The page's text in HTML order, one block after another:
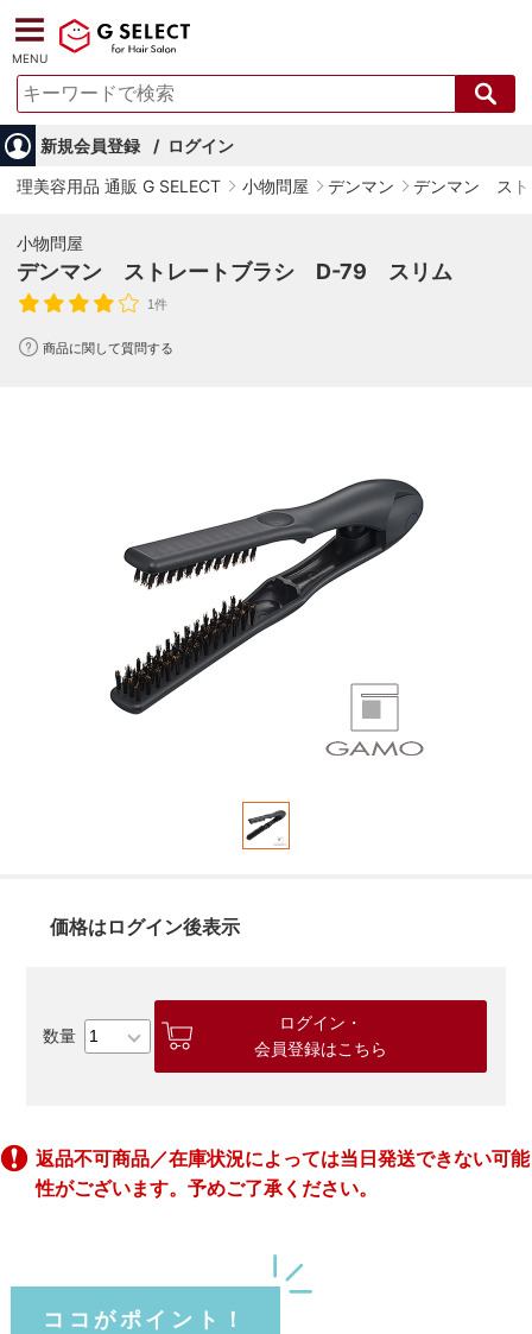
MENU
新規会員登録
ログイン
理美容用品 通販 G SELECT
小物問屋 デンマン デンマン ス
小物問屋
デンマン ストレートブラシ D-79 スリム
1件
商品に関して質問する
価格はログイン後表示
ログイン・
会員登録はこちら
返品不可商品／在庫状況によっては当日発送できない可能
性がございます。予めご了承ください。
ココがポイント！